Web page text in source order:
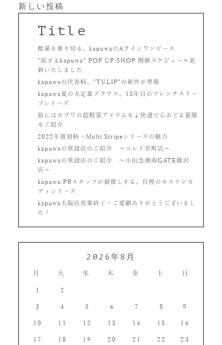
投
新しい投稿
Title
酷暑を乗り切る、kapuwaのAラインワンピース
”旅するkapuwa” POP UP SHOP 開催スケジュール更
新いたしました
kapuwaの代表柄、”TULIP”の新作が登場
kapuwa夏の大定番ブラウス、13年目のフレンチスリー
ブシリーズ
旅にはカプワの超軽量アイテムを♩快適で心おどる夏服
をご紹介
2022年復刻柄・Multi Stripeシリーズの魅力
kapuwaの常設店のご紹介 〜コレド室町店〜
kapuwaの常設店のご紹介 〜小田急湘南GATE藤沢
店〜
kapuwa PRスタッフが最推しする、自慢のモスリンカ
ディシリーズ
kapuwa大阪店営業終了・ご愛顧ありがとうございまし
た！
2026年8月
月 火 水 木 金 土 日
1 2
3 4 5 6 7 8 9
10 11 12 13 14 15 16
17 18 19 20 21 22 23